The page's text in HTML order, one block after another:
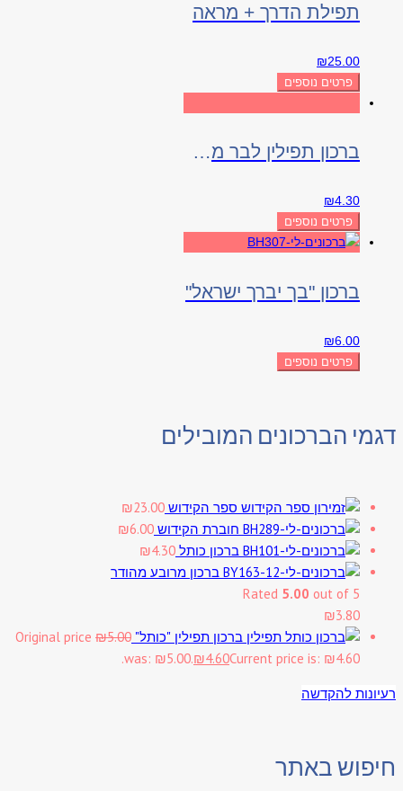
תפילת הדרך + מראה
₪25.00
פרטים נוספים
ברכון תפילין לבר מצווה
₪4.30
פרטים נוספים
ברכון "בך יברך ישראל"
₪6.00
פרטים נוספים
דגמי הברכונים המובילים
ספר הקידוש ₪23.00
חוברת הקידוש
₪6.00
ברכון כותל
₪4.30
ברכון מרובע מהודר
Rated 5.00 out of 5
₪3.80
ברכון תפילין "כותל"
₪5.00
Original price
was: ₪5.00.₪4.60Current price is: ₪4.60.
רעיונות להקדשה
חיפוש באתר